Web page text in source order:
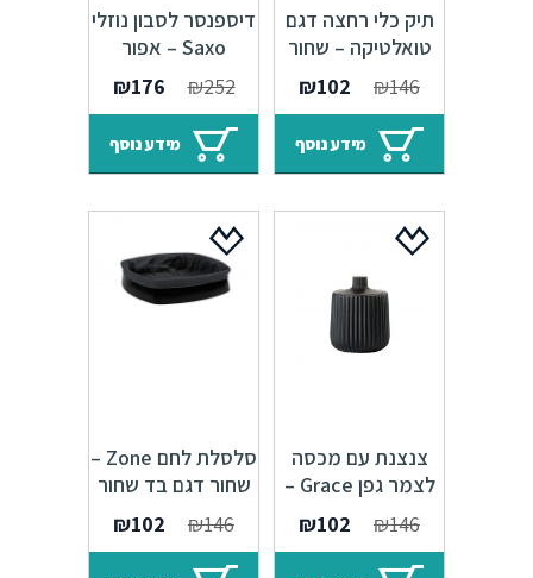
תיק כלי רחצה דגם
טואלטיקה – שחור
322004
₪146
המחיר
המקורי
היה:
₪146.
₪102
הנוכחי
הוא:
₪102.
מידע נוסף
דיספנסר לסבון נוזלי
Saxo – אפור
352051
₪252
המחיר
המקורי
היה:
₪252.
₪176
הנוכחי
הוא:
₪176.
מידע נוסף
צנצנת עם מכסה
לצמר גפן Grace –
שחור 352044₪146
המחיר
המקורי
₪102
הנוכחי
סלסלת לחם Zone –
שחור דגם בד שחור
₪146
המחיר
המקורי
₪102
הנוכחי